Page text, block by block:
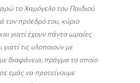
το Χαμόγελο του Παιδιού
τον πρόεδρό του, κύριο
γιατί έχουν πάντα ωραίες
γιατί τις υλοποιούν με
διαφάνεια, πράγμα το οποίο
εμάς να προτείνουμε